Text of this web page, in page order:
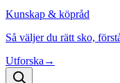
Kunskap & köpråd
Så väljer du rätt sko,
Utforska →